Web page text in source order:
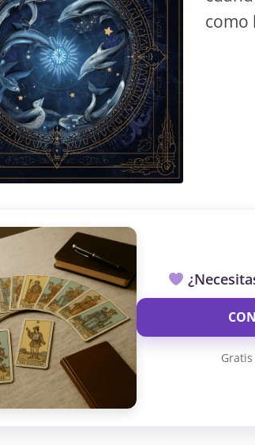
como
TAROT GRATIS
CONSIGUE TUS 5 MINUTOS
automáticos. El chat se detiene al finalizar el crédito